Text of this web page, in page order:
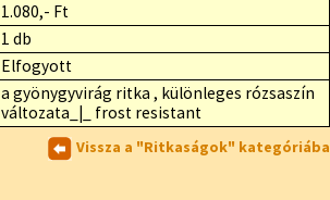
1.080,- Ft
1 db
Elfogyott
a gyönygyvirág ritka , különleges rózsaszín
változata_|_ frost resistant
Vissza a "Ritkaságok" kategóriába